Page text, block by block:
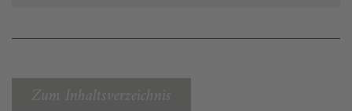
Zum Inhaltsverzeichnis